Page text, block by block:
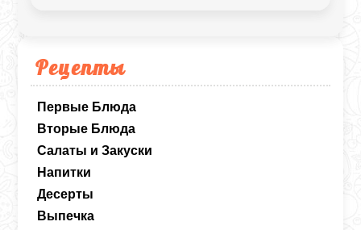
Рецепты
Первые Блюда
Вторые Блюда
Салаты и Закуски
Напитки
Десерты
Выпечка